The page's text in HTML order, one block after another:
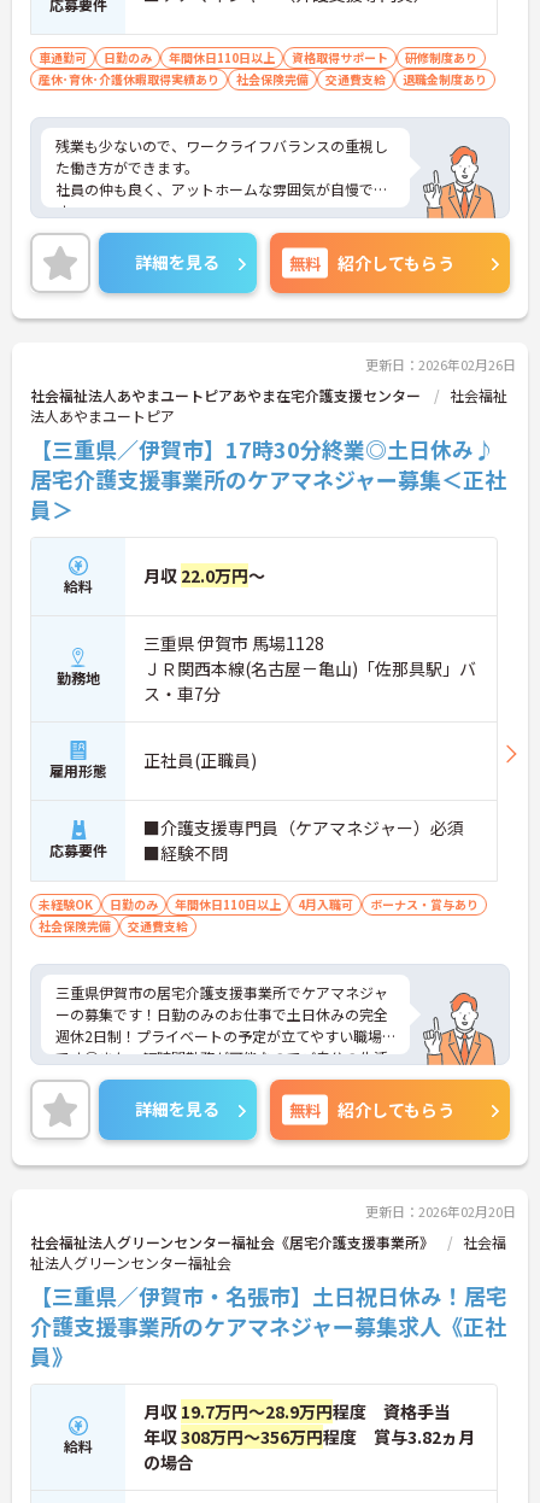
車通勤可 日勤のみ 年間休日110日以上 資格取得サポート
研修制度あり
産休･育休･介護休暇取得実績あり
社会保険完備 交通費支給 退職金制度あり
残業も少ないので、ワークライフバランスの重視し
た働き方ができます。
社員の仲も良く、アットホームな雰囲気が自慢で
す。
ご興味ある方には、面接対策ポイントなど、詳細を
お話しいたしますのでお気軽にご相談ください。
詳細を見る 無料 紹介してもらう
更新日：2026年02月26日
社会福祉法人あやまユートピアあやま在宅介護支援センター
社会福祉
法人あやまユートピア
【三重県／伊賀市】17時30分終業◎土日休み♪
居宅介護支援事業所のケアマネジャー募集＜正社
員＞
給料 月収 22.0万円～
勤務地
三重県 伊賀市 馬場1128
ＪＲ関西本線(名古屋－亀山)「佐那具駅」バ
ス・車7分
雇用形態 正社員(正職員)
応募要件
■介護支援専門員（ケアマネジャー）必須
■経験不問
未経験OK 日勤のみ 年間休日110日以上 4月入職可
ボーナス・賞与あり
社会保険完備
交通費支給
三重県伊賀市の居宅介護支援事業所でケアマネジャ
ーの募集です！日勤のみのお仕事で土日休みの完全
週休2日制！プライベートの予定が立てやすい職場
です◎また、短時間勤務が可能なのでご自分の生活
スタイルに合わせて働くことができます！年2回の
賞与実績があるのも嬉しいポイント♪ご興味のある
方は面接ポイントをお伝えしますので、お気軽にご
連絡ください！
詳細を見る 無料 紹介してもらう
更新日：2026年02月20日
社会福祉法人グリーンセンター福祉会《居宅介護支援事業所》
社会福
祉法人グリーンセンター福祉会
【三重県／伊賀市・名張市】土日祝日休み！居宅
介護支援事業所のケアマネジャー募集求人《正社
員》
給料
月収 19.7万円～28.9万円程度 資格手当
年収308万円～356万円程度 賞与3.82ヵ月
の場合